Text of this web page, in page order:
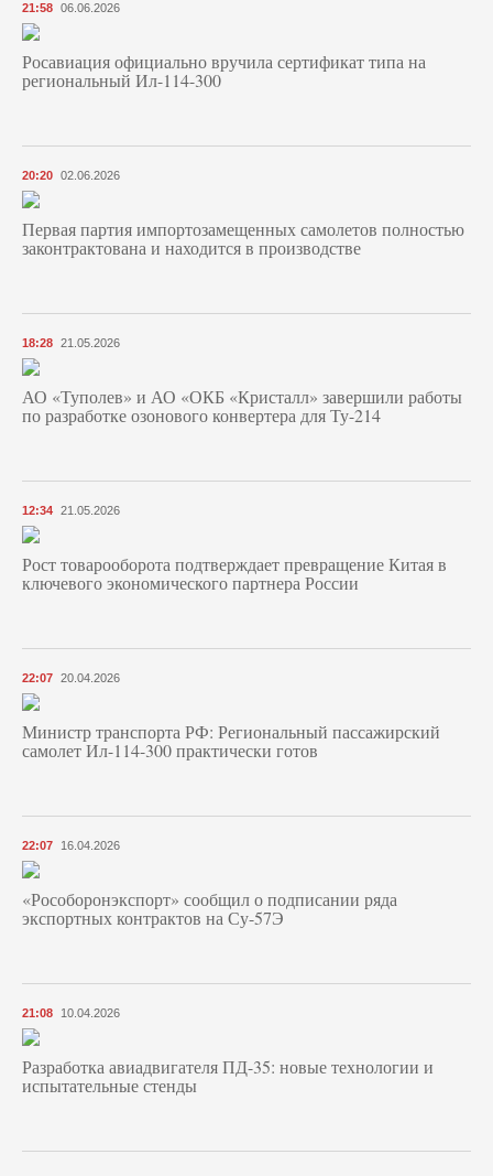
21:58 06.06.2026
Росавиация официально вручила сертификат типа на
региональный Ил-114-300
20:20 02.06.2026
Первая партия импортозамещенных самолетов полностью
законтрактована и находится в производстве
18:28 21.05.2026
АО «Туполев» и АО «ОКБ «Кристалл» завершили работы
по разработке озонового конвертера для Ту-214
12:34 21.05.2026
Рост товарооборота подтверждает превращение Китая в
ключевого экономического партнера России
22:07 20.04.2026
Министр транспорта РФ: Региональный пассажирский
самолет Ил-114-300 практически готов
22:07 16.04.2026
«Рособоронэкспорт» сообщил о подписании ряда
экспортных контрактов на Су-57Э
21:08 10.04.2026
Разработка авиадвигателя ПД-35: новые технологии и
испытательные стенды